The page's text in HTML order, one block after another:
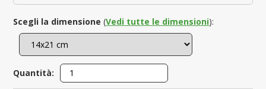
Scegli la dimensione (Vedi tutte le dimensioni):
Quantità: